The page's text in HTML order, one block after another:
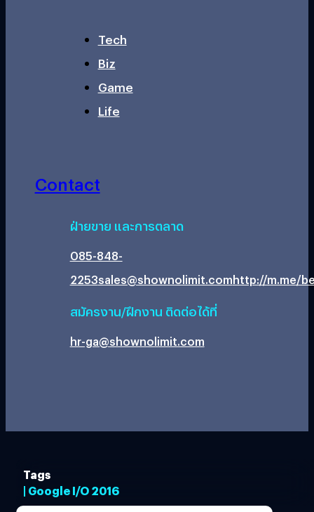
Tech
Biz
Game
Life
Contact
ฝ่ายขาย และการตลาด
085-848-
2253sales@shownolimit.comhttp://m.me/
สมัครงาน/ฝึกงาน ติดต่อได้ที่
hr-ga@shownolimit.com
Tags
| Google I/O 2016